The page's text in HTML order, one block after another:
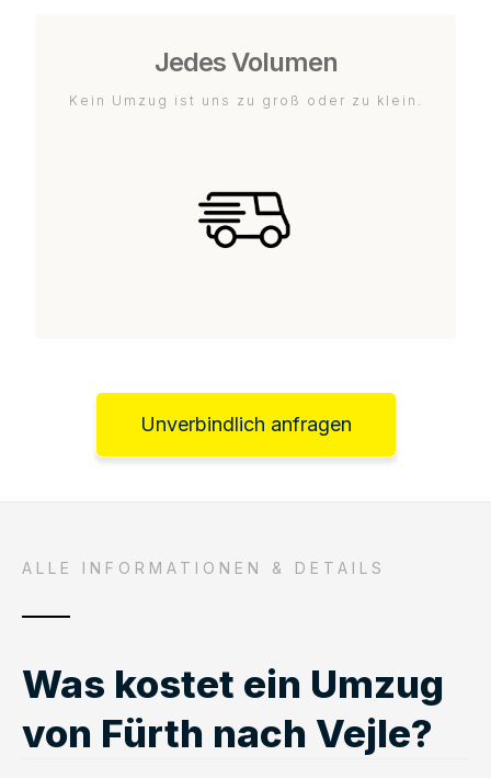
Jedes Volumen
Kein Umzug ist uns zu groß oder zu klein.
Unverbindlich anfragen
ALLE INFORMATIONEN & DETAILS
Was kostet ein Umzug
von Fürth nach Vejle?